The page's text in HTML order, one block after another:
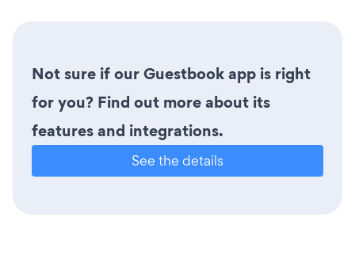
Not sure if our Guestbook app is right
for you? Find out more about its
features and integrations.
See the details